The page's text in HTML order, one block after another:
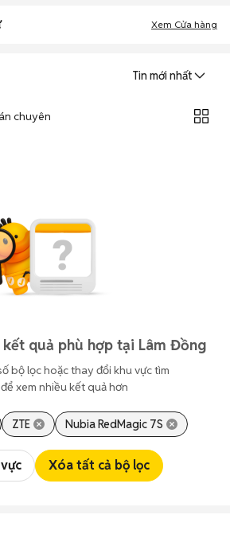
Xem Cửa hàng
Tin mới nhất
chuyên
quả phù hợp tại Lâm Đồng
bộ lọc hoặc thay đổi khu vực tìm
xem nhiều kết quả hơn
ZTE Nubia RedMagic 7S
Xóa tất cả bộ lọc